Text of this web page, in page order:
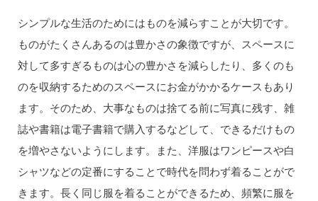
シンプルな生活のためにはものを減らすことが大切です。
ものがたくさんあるのは豊かさの象徴ですが、スペースに
対して多すぎるものは心の豊かさを減らしたり、多くのも
のを収納するためのスペースにお金がかかるケースもあり
ます。そのため、大事なものは捨てる前に写真に残す、雑
誌や書籍は電子書籍で購入するなどして、できるだけもの
を増やさないようにします。また、洋服はワンピースや白
シャツなどの定番にすることで時代を問わず着ることがで
きます。長く同じ服を着ることができるため、頻繁に服を